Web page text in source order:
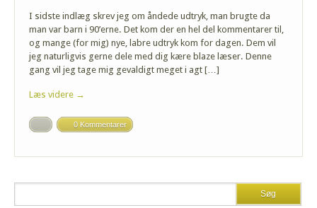
I sidste indlæg skrev jeg om åndede udtryk, man brugte da
man var barn i 90’erne. Det kom der en hel del kommentarer til,
og mange (for mig) nye, labre udtryk kom for dagen. Dem vil
jeg naturligvis gerne dele med dig kære blaze læser. Denne
gang vil jeg tage mig gevaldigt meget i agt […]
Læs videre →
0 Kommentarer